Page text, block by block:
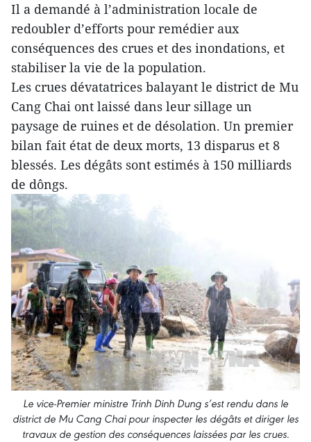
Il a demandé à l’administration locale de
redoubler d’efforts pour remédier aux
conséquences des crues et des inondations, et
stabiliser la vie de la population.
Les crues dévatatrices balayant le district de Mu
Cang Chai ont laissé dans leur sillage un
paysage de ruines et de désolation. Un premier
bilan fait état de deux morts, 13 disparus et 8
blessés. Les dégâts sont estimés à 150 milliards
de dôngs.
Le vice-Premier ministre Trinh Dinh Dung s’est rendu dans le
district de Mu Cang Chai pour inspecter les dégâts et diriger les
travaux de gestion des conséquences laissées par les crues.